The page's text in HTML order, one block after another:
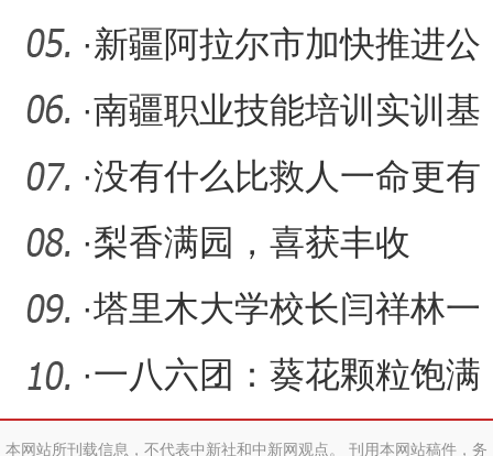
季 助农增收促发展
·新疆阿拉尔市加快推进公
租房建设 托起群众幸福宜
居
·南疆职业技能培训实训基
地揭牌启用
·没有什么比救人一命更有
成就感——记第一师医院
援
·梨香满园，喜获丰收
·塔里木大学校长闫祥林一
行到第一师医院调研指导
临
·一八六团：葵花颗粒饱满
开镰喜迎丰收
本网站所刊载信息，不代表中新社和中新网观点。 刊用本网站稿件，务